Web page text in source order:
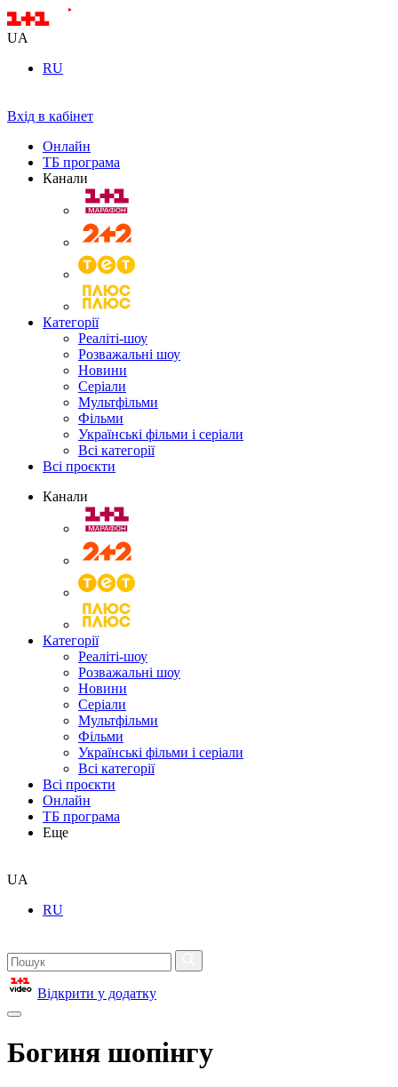
UA
RU
Вхід в кабінет
Онлайн
ТБ програма
Канали
Категорії
Реаліті-шоу
Розважальні шоу
Новини
Серіали
Мультфільми
Фільми
Українські фільми і серіали
Всі категорії
Всі проєкти
Канали
Категорії
Реаліті-шоу
Розважальні шоу
Новини
Серіали
Мультфільми
Фільми
Українські фільми і серіали
Всі категорії
Всі проєкти
Онлайн
ТБ програма
Еще
UA
RU
Відкрити у додатку
Богиня шопінгу